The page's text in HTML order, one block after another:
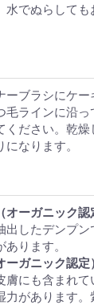
水でぬらしても
ーブラシにケ
毛ラインに沿
ください。乾
なります。
ーガニック認
出したデンプ
ります。
ガニック認定
膚にも含まれ
があります。